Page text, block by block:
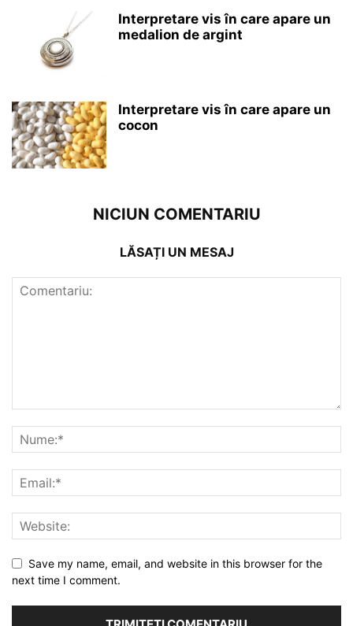
Interpretare vis în care apare un
medalion de argint
Interpretare vis în care apare un
cocon
NICIUN COMENTARIU
LĂSAȚI UN MESAJ
Save my name, email, and website in this browser for the
next time I comment.